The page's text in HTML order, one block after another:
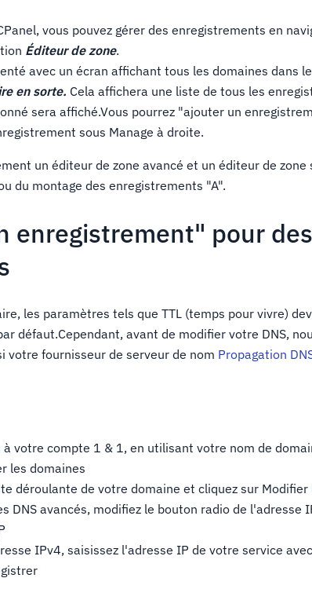
vous pouvez gérer des enregistrements en
Éditeur de zone.
avec un écran affichant tous les domaines dans
en sorte. Cela affichera une liste de tous les
sera affiché.Vous pourrez "ajouter un
sous Manage à droite.
un éditeur de zone avancé et un éditeur de
du montage des enregistrements "A".
enregistrement" pour
les paramètres tels que TTL (temps pour vivre)
défaut.Cependant, avant de modifier votre DNS,
votre fournisseur de serveur de nom Propagation
à votre compte 1 & 1, en utilisant votre nom de
les domaines
déroulante de votre domaine et cliquez sur
DNS avancés, modifiez le bouton radio de l'adresse
IPv4, saisissez l'adresse IP de votre service